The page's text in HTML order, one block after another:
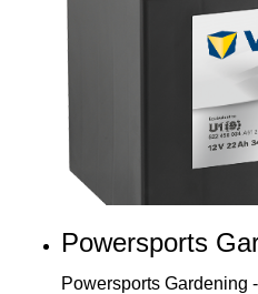
Powersports
Powersports Gardening